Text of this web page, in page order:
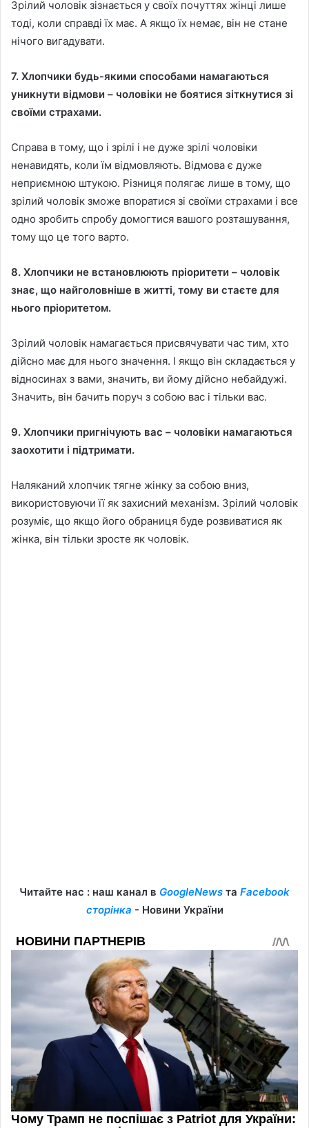
Зрілий чоловік зізнається у своїх почуттях жінці лише
тоді, коли справді їх має. А якщо їх немає, він не стане
нічого вигадувати.
7. Хлопчики будь-якими способами намагаються
уникнути відмови – чоловіки не боятися зіткнутися зі
своїми страхами.
Справа в тому, що і зрілі і не дуже зрілі чоловіки
ненавидять, коли їм відмовляють. Відмова є дуже
неприємною штукою. Різниця полягає лише в тому, що
зрілий чоловік зможе впоратися зі своїми страхами і все
одно зробить спробу домогтися вашого розташування,
тому що це того варто.
8. Хлопчики не встановлюють пріоритети – чоловік
знає, що найголовніше в житті, тому ви стаєте для
нього пріоритетом.
Зрілий чоловік намагається присвячувати час тим, хто
дійсно має для нього значення. І якщо він складається у
відносинах з вами, значить, ви йому дійсно небайдужі.
Значить, він бачить поруч з собою вас і тільки вас.
9. Хлопчики пригнічують вас – чоловіки намагаються
заохотити і підтримати.
Наляканий хлопчик тягне жінку за собою вниз,
використовуючи її як захисний механізм. Зрілий чоловік
розуміє, що якщо його обраниця буде розвиватися як
жінка, він тільки зросте як чоловік.
Читайте нас : наш канал в GoogleNews та Facebook
сторінка - Новини України